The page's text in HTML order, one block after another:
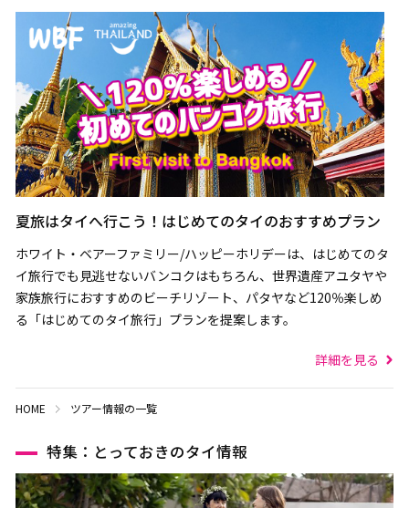
夏旅はタイへ行こう！はじめてのタイのおすすめプラン
ホワイト・ベアーファミリー/ハッピーホリデーは、はじめてのタ
イ旅行でも見逃せないバンコクはもちろん、世界遺産アユタヤや
家族旅行におすすめのビーチリゾート、パタヤなど120％楽しめ
る「はじめてのタイ旅行」プランを提案します。
詳細を見る
HOME ツアー情報の一覧
特集：とっておきのタイ情報